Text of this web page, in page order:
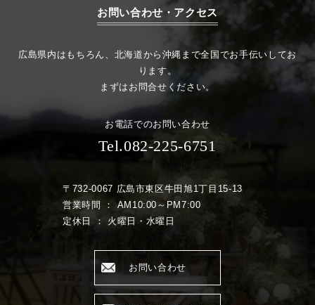
お問い合わせ・アクセス
広島県内はもちろん、北海道から沖縄まで全国でお手伝いしてお
ります。
まずはお問合せください。
お電話でのお問い合わせ
Tel.082-225-6751
〒732-0067 広島市東区牛田旭1丁目15-13
営業時間 ： AM10:00～PM7:00
定休日 ： 火曜日・水曜日
お問い合わせ